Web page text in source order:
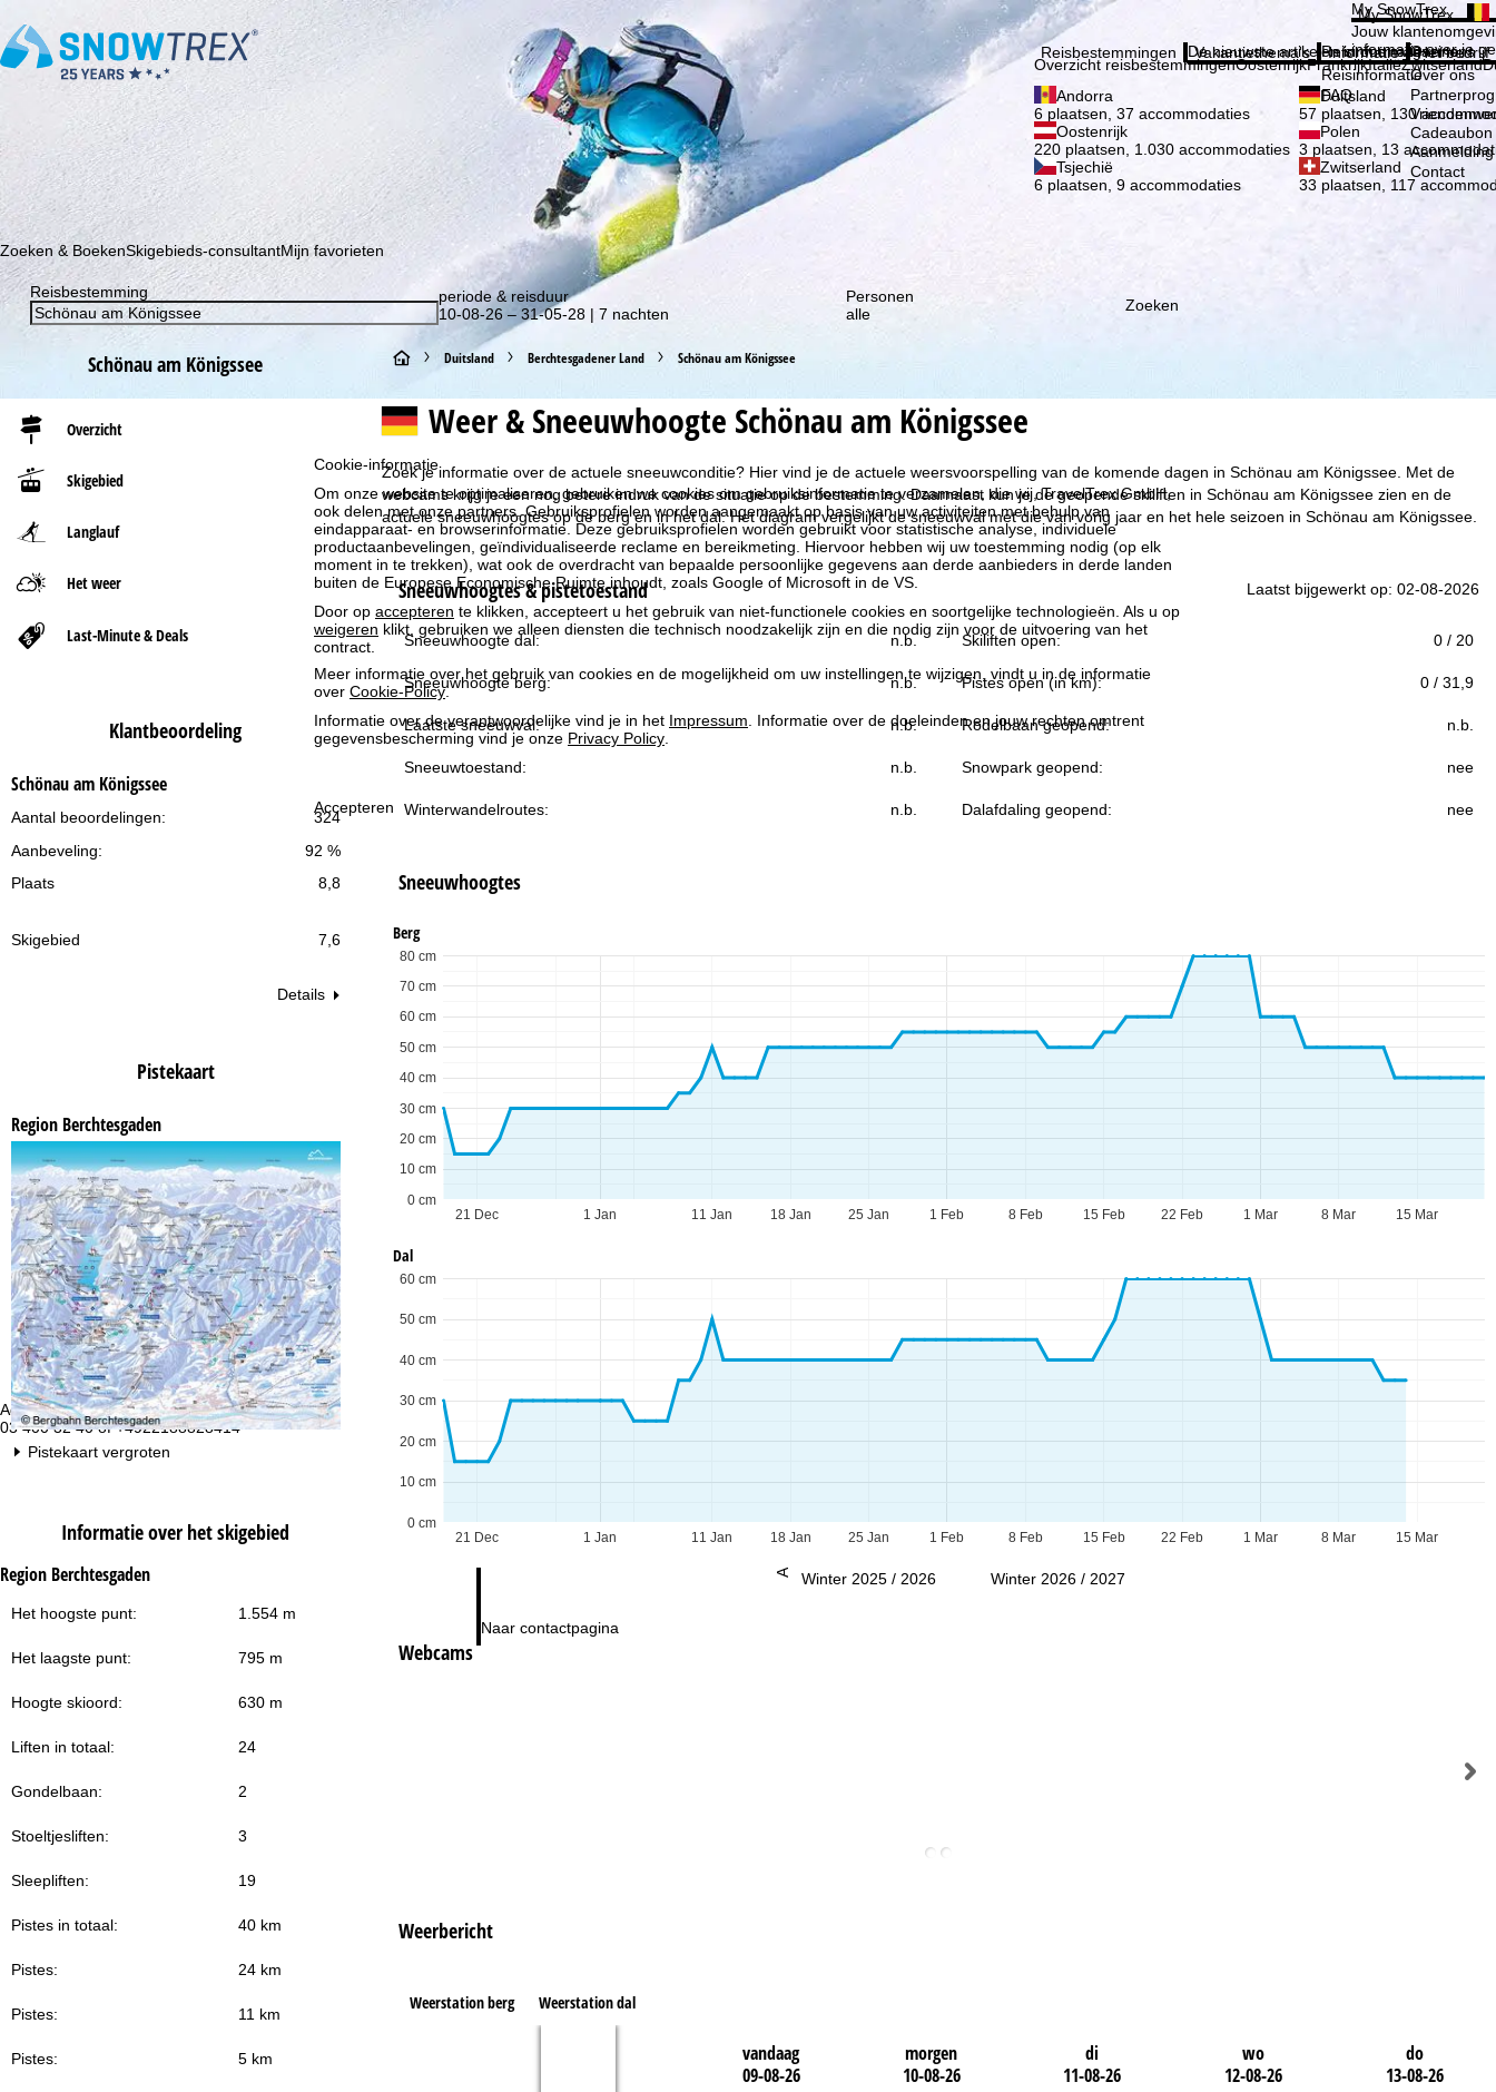
Cookie-informatie
Om onze website te optimaliseren, gebruiken we cookies om gebruiksinformatie te verzamelen, die wij, TravelTrex GmbH,
ook delen met onze partners. Gebruiksprofielen worden aangemaakt op basis van uw activiteiten met behulp van
eindapparaat- en browserinformatie. Deze gebruiksprofielen worden gebruikt voor statistische analyse, individuele
productaanbevelingen, geïndividualiseerde reclame en bereikmeting. Hiervoor hebben wij uw toestemming nodig (op elk
moment in te trekken), wat ook de overdracht van bepaalde persoonlijke gegevens aan derde aanbieders in derde landen
buiten de Europese Economische Ruimte inhoudt, zoals Google of Microsoft in de VS.
Door op accepteren te klikken, accepteert u het gebruik van niet-functionele cookies en soortgelijke technologieën. Als u op
weigeren klikt, gebruiken we alleen diensten die technisch noodzakelijk zijn en die nodig zijn voor de uitvoering van het
contract.
Meer informatie over het gebruik van cookies en de mogelijkheid om uw instellingen te wijzigen, vindt u in de informatie
over Cookie-Policy.
Informatie over de verantwoordelijke vind je in het Impressum. Informatie over de doeleinden en jouw rechten omtrent
gegevensbescherming vind je onze Privacy Policy.
Accepteren
Advies
03 400 32 40 of +4922188828414
Openingstijden
ma-do:
09:00-17:00
vr:
za-zo:
Naar contactpagina
Advies
Schrijf je in voor onze nieuwsbrief en wees als eerste op de hoogte van onze kortingsacties!
My SnowTrex
My SnowTrex
Jouw
informatie over je
Reisbestemmingen
Overzicht reisbestemmingenOostenrijkFrankrijkItaliëZwitserland
Andorra
6 plaatsen, 37 accommodaties
Duitsland
57 plaatsen, 130
Oostenrijk
220 plaatsen, 1.030 accommodaties
Polen
3 plaatsen, 13
Tsjechië
6 plaatsen, 9 accommodaties
Zwitserland
33 plaatsen, 117
Vakantiethema's
De nieuwste artikelen in ons magazine
Informatie
Reisinformatie
Reisinformatie
FAQ
Het bedrijf
Over ons
Over ons
Cadeaubon
Contact
Zoeken & BoekenSkigebieds-consultantMijn favorieten
Reisbestemming
periode & reisduur
10-08-26 – 31-05-28 | 7 nachten
Personen
alle
Zoeken
Schönau am Königssee
Overzicht
Skigebied
Langlauf
Het weer
Last-Minute & Deals
Klantbeoordeling
Schönau am Königssee
324
Aantal beoordelingen:
92 %
Aanbeveling:
Plaats
8,8
Skigebied 7,6
Details
Pistekaart
Region Berchtesgaden
Pistekaart vergroten
Informatie over het skigebied
Region Berchtesgaden
Het hoogste punt: 1.554 m
Het laagste punt: 795 m
Hoogte skioord: 630 m
Liften in totaal: 24
Gondelbaan: 2
Stoeltjesliften: 3
Sleepliften: 19
Pistes in totaal: 40 km
Pistes: 24 km
Pistes: 11 km
Pistes: 5 km
S
t
r
t
p
a
g
i
n
a
Duitsland Berchtesgadener Land Schönau am Königssee
Weer & Sneeuwhoogte Schönau am Königssee
Zoek je informatie over de actuele sneeuwconditie? Hier vind je de actuele weersvoorspelling van de komende dagen in Schönau am Königssee. Met de
webcams krijg je een nog betere indruk van de situatie op de bestemming. Daarnaast kun je de geopende skiliften in Schönau am Königssee zien en de
actuele sneeuwhoogtes op de berg en in het dal. Het diagram vergelijkt de sneeuwval met die van vorig jaar en het hele seizoen in Schönau am Königssee.
Sneeuwhoogtes & pistetoestand Laatst bijgewerkt op: 02-08-2026
Sneeuwhoogte dal: n.b. Skiliften open: 0 / 20
Sneeuwhoogte berg: n.b. Pistes open (in km): 0 / 31,9
Laatste sneeuwval: n.b. Rodelbaan geopend: n.b.
Sneeuwtoestand: n.b. Snowpark geopend: nee
Winterwandelroutes: n.b. Dalafdaling geopend: nee
Sneeuwhoogtes
Berg
1 Jan 1 Feb 1 Mar
21 Dec 11 Jan 18 Jan 25 Jan 8 Feb 15 Feb 22 Feb 8 Mar 15 Mar
0 cm
10 cm
20 cm
30 cm
40 cm
50 cm
60 cm
70 cm
80 cm
Dal
1 Jan 1 Feb 1 Mar
21 Dec 11 Jan 18 Jan 25 Jan 8 Feb 15 Feb 22 Feb 8 Mar 15 Mar
0 cm
10 cm
20 cm
30 cm
40 cm
50 cm
60 cm
Winter 2025 / 2026 Winter 2026 / 2027
Webcams
Weerbericht
Weerstation berg Weerstation dal
vandaag
09-08-26
morgen
10-08-26
di
11-08-26
wo
12-08-26
do
13-08-26